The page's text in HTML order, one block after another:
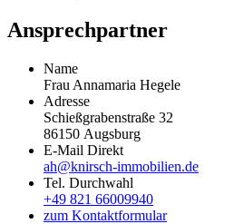
Ansprechpartner
Name
Frau Annamaria Hegele
Adresse
Schießgrabenstraße 32
86150 Augsburg
E-Mail Direkt
ah@knirsch-immobilien.de
Tel. Durchwahl
+49 821 66009940
zum Kontaktformular